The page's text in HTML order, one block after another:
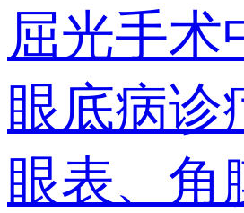
屈光手术
眼底病诊
眼表、角